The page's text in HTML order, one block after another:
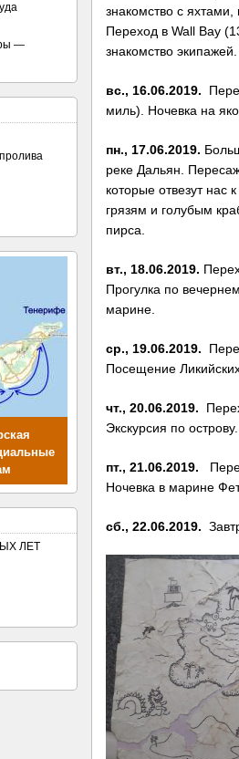
знакомство с
Переход в Wall Bay
знакомство
вс., 16.06.2019.
миль). Ночевка на
пн., 17.06.2019.
реке Дальян.
которые отвезут
грязям и голубым
пирса.
вт., 18.06.2019.
Прогулка по
марине.
ср., 19.06.2019.
Посещение
​чт., 20.06.2019.
Экскурсия по
пт., 21.06.2019.
Ночевка в марине
сб., 22.06.2019.
—
ЛЕТ